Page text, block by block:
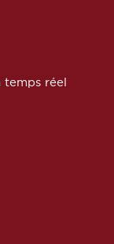
temps réel